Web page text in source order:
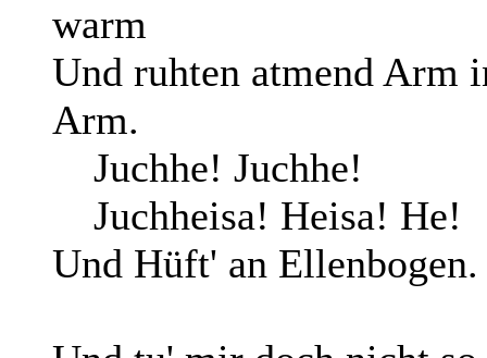
warm
Und ruhten atmend Arm
Arm.
Juchhe! Juchhe!
Juchheisa! Heisa! He!
Und Hüft' an Ellenbogen.